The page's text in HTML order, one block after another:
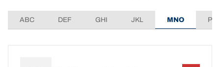
ABC DEF GHI JKL MNO